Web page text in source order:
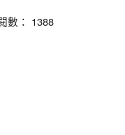
數： 1388